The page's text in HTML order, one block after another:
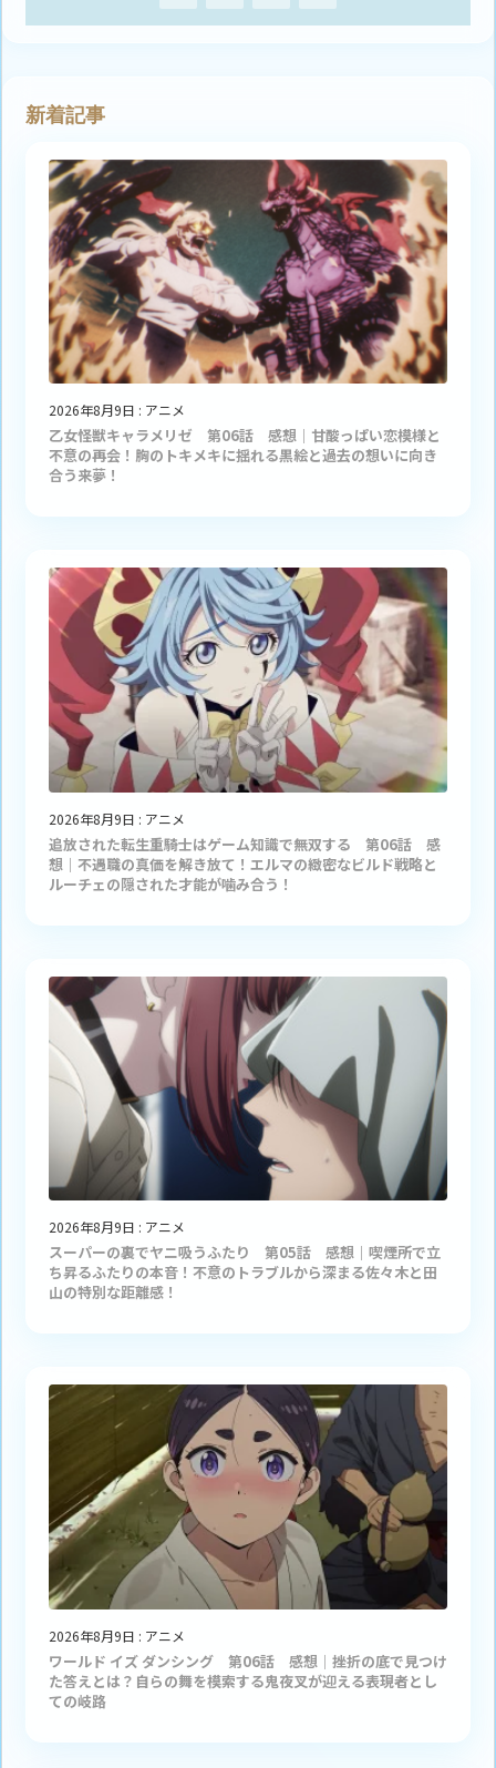
新着記事
2026年8月9日 : アニメ
乙女怪獣キャラメリゼ 第06話 感想｜甘酸っぱい恋模様と
不意の再会！胸のトキメキに揺れる黒絵と過去の想いに向き
合う来夢！
2026年8月9日 : アニメ
追放された転生重騎士はゲーム知識で無双する 第06話 感
想｜不遇職の真価を解き放て！エルマの緻密なビルド戦略と
ルーチェの隠された才能が噛み合う！
2026年8月9日 : アニメ
スーパーの裏でヤニ吸うふたり 第05話 感想｜喫煙所で立
ち昇るふたりの本音！不意のトラブルから深まる佐々木と田
山の特別な距離感！
2026年8月9日 : アニメ
ワールド イズ ダンシング 第06話 感想｜挫折の底で見つけ
た答えとは？自らの舞を模索する鬼夜叉が迎える表現者とし
ての岐路